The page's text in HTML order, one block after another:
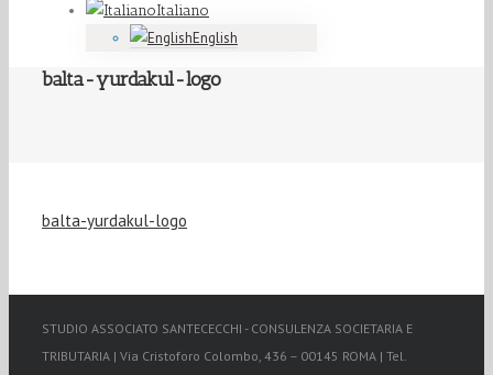
Italiano
English
balta-yurdakul-logo
balta-yurdakul-logo
STUDIO ASSOCIATO SANTECECCHI - CONSULENZA SOCIETARIA E
TRIBUTARIA | Via Cristoforo Colombo, 436 – 00145 ROMA | Tel.